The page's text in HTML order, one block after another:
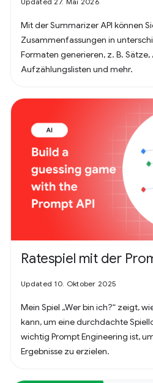
Mit der Summarizer API können
Zusammenfassungen in
Formaten generieren, z. B. Sätze,
Aufzählungslisten und mehr.
Ratespiel mit der
Updated 10. Oktober 2025
Mein Spiel „Wer bin ich?“ zeigt,
kann, um eine durchdachte
wichtig Prompt Engineering ist,
Ergebnisse zu erzielen.